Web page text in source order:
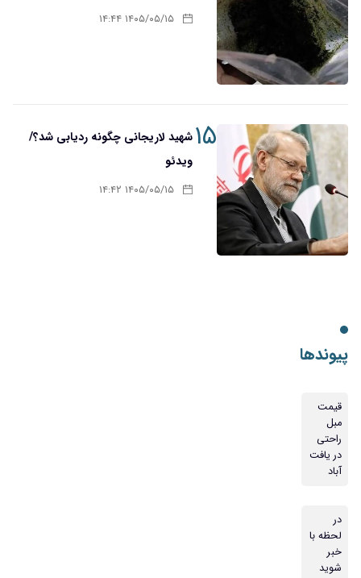
۱۴۰۵/۰۵/۱۵ ۱۴:۴۴
۱۵شهید لاریجانی چگونه ردیابی شد؟/
ویدئو
۱۴۰۵/۰۵/۱۵ ۱۴:۴۲
پیوندها
قیمت
مبل
راحتی
در یافت
آباد
در
لحظه با
خبر
شوید